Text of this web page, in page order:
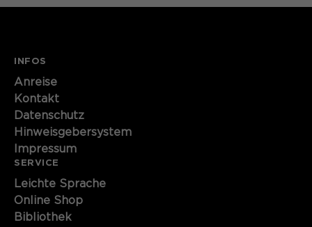
INFOS
Anreise
Kontakt
Datenschutz
Hinweisgebersystem
Impressum
SERVICE
Leichte Sprache
Online Shop
Bibliothek